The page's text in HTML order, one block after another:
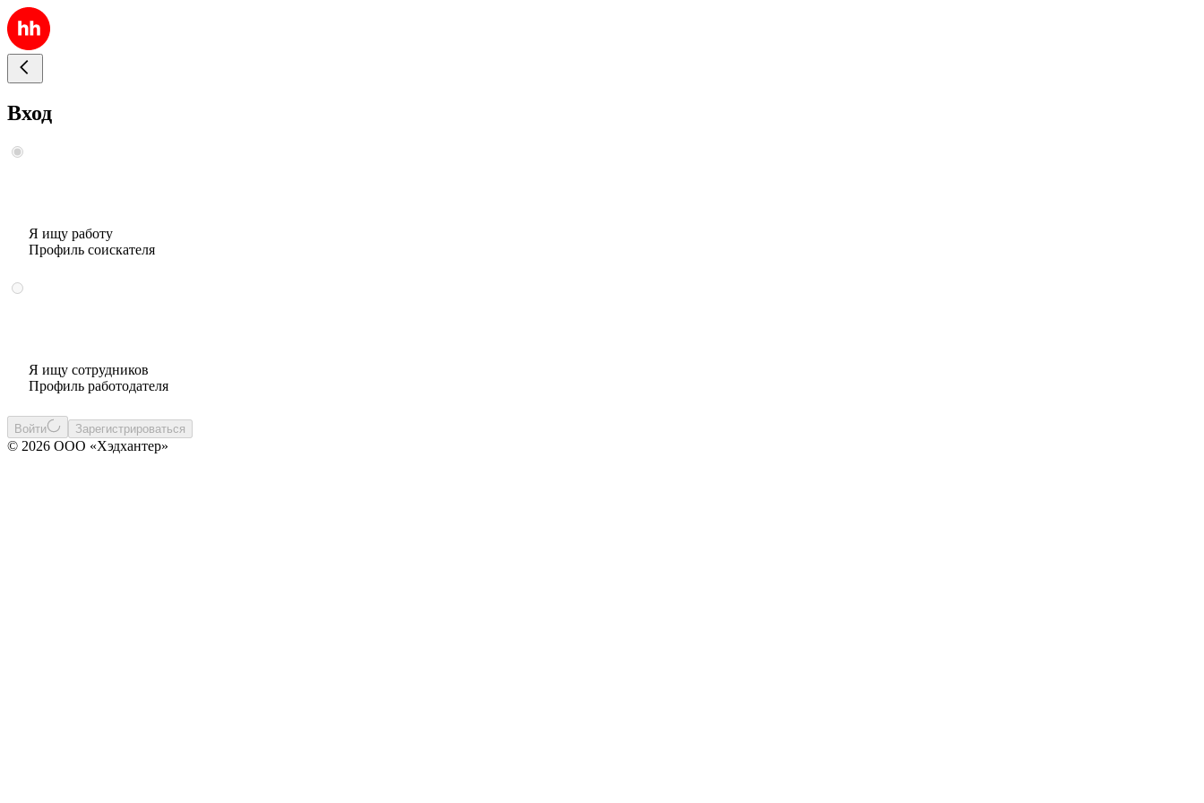
Вход
Я ищу работу
Профиль соискателя
Я ищу сотрудников
Профиль работодателя
Войти Зарегистрироваться
© 2026 ООО «Хэдхантер»